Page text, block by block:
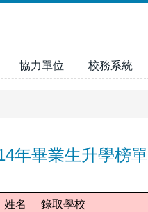
協力單位 校務系統
年畢業生升學榜單
姓名 錄取學校